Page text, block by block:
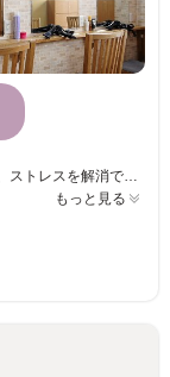
ヘアカラー専門店fufu メガドンキホーテ四街道店で、ストレスを解消できる空間で寛ぎながら、髪の色を変えて新しい自分に出会いませんか？大人の美しさを引き立てるカラーリングに熟練した美容プロフェッショナルが、一人ひとりに合わせたカラーをご提案し、あなたの個性を最大限に引き出します。年齢を問わず様々な方に利用されている当サロンで、心が静まる時間とともに、自分らしい美しさを手に入れることができます。ぜひ訪れて、あなたの魅力をさらに輝かせてください。ヘアカラー専門店fufu メガドンキホーテ四街道店での素晴らしい体験をお待ちしております。
もっと見る